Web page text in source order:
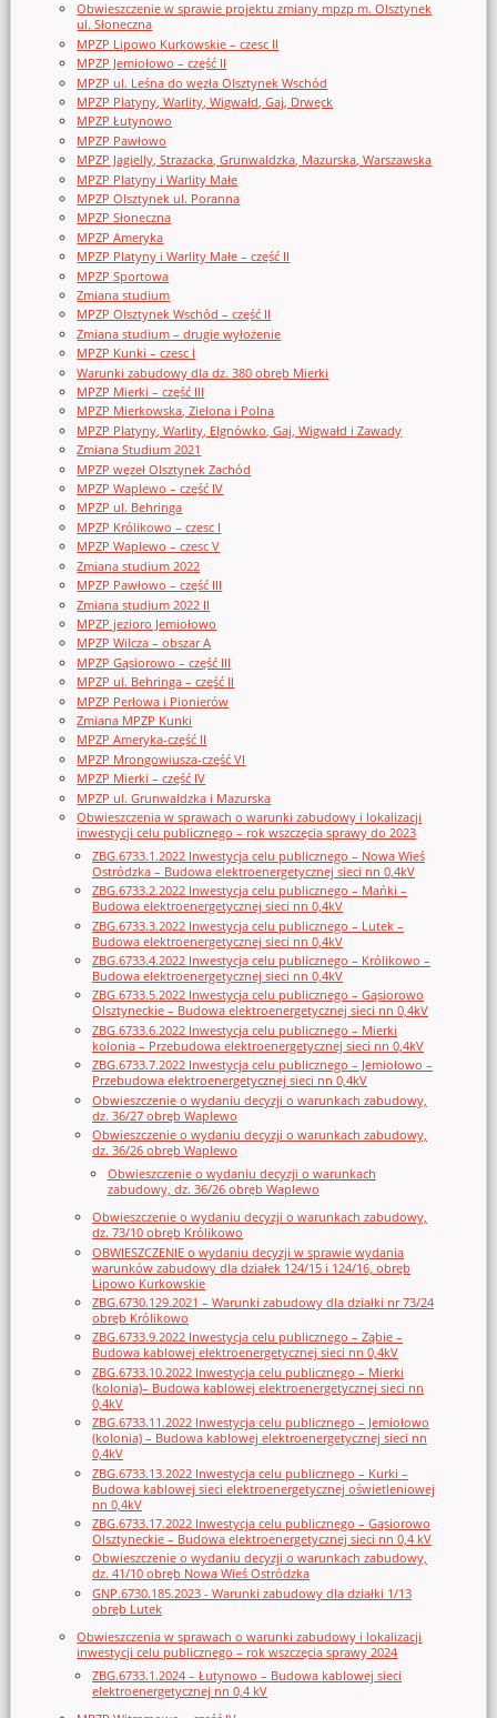
Obwieszczenie w sprawie projektu zmiany mpzp m. Olsztynek
ul. Słoneczna
MPZP Lipowo Kurkowskie – czesc II
MPZP Jemiołowo – część II
MPZP ul. Leśna do węzła Olsztynek Wschód
MPZP Platyny, Warlity, Wigwałd, Gaj, Drwęck
MPZP Łutynowo
MPZP Pawłowo
MPZP Jagielly, Strazacka, Grunwaldzka, Mazurska, Warszawska
MPZP Platyny i Warlity Małe
MPZP Olsztynek ul. Poranna
MPZP Słoneczna
MPZP Ameryka
MPZP Platyny i Warlity Małe – część II
MPZP Sportowa
Zmiana studium
MPZP Olsztynek Wschód – część II
Zmiana studium – drugie wyłożenie
MPZP Kunki – czesc I
Warunki zabudowy dla dz. 380 obręb Mierki
MPZP Mierki – część III
MPZP Mierkowska, Zielona i Polna
MPZP Platyny, Warlity, Elgnówko, Gaj, Wigwałd i Zawady
Zmiana Studium 2021
MPZP węzeł Olsztynek Zachód
MPZP Waplewo – część IV
MPZP ul. Behringa
MPZP Królikowo – czesc I
MPZP Waplewo – czesc V
Zmiana studium 2022
MPZP Pawłowo – część III
Zmiana studium 2022 II
MPZP jezioro Jemiołowo
MPZP Wilcza – obszar A
MPZP Gąsiorowo – część III
MPZP ul. Behringa – część II
MPZP Perłowa i Pionierów
Zmiana MPZP Kunki
MPZP Ameryka-część II
MPZP Mrongowiusza-część VI
MPZP Mierki – część IV
MPZP ul. Grunwaldzka i Mazurska
Obwieszczenia w sprawach o warunki zabudowy i lokalizacji
inwestycji celu publicznego – rok wszczęcia sprawy do 2023
ZBG.6733.1.2022 Inwestycja celu publicznego – Nowa Wieś
Ostródzka – Budowa elektroenergetycznej sieci nn 0,4kV
ZBG.6733.2.2022 Inwestycja celu publicznego – Mańki –
Budowa elektroenergetycznej sieci nn 0,4kV
ZBG.6733.3.2022 Inwestycja celu publicznego – Lutek –
Budowa elektroenergetycznej sieci nn 0,4kV
ZBG.6733.4.2022 Inwestycja celu publicznego – Królikowo –
Budowa elektroenergetycznej sieci nn 0,4kV
ZBG.6733.5.2022 Inwestycja celu publicznego – Gąsiorowo
Olsztyneckie – Budowa elektroenergetycznej sieci nn 0,4kV
ZBG.6733.6.2022 Inwestycja celu publicznego – Mierki
kolonia – Przebudowa elektroenergetycznej sieci nn 0,4kV
ZBG.6733.7.2022 Inwestycja celu publicznego – Jemiołowo –
Przebudowa elektroenergetycznej sieci nn 0,4kV
Obwieszczenie o wydaniu decyzji o warunkach zabudowy,
dz. 36/27 obręb Waplewo
Obwieszczenie o wydaniu decyzji o warunkach zabudowy,
dz. 36/26 obręb Waplewo
Obwieszczenie o wydaniu decyzji o warunkach
zabudowy, dz. 36/26 obręb Waplewo
Obwieszczenie o wydaniu decyzji o warunkach zabudowy,
dz. 73/10 obręb Królikowo
OBWIESZCZENIE o wydaniu decyzji w sprawie wydania
warunków zabudowy dla działek 124/15 i 124/16, obręb
Lipowo Kurkowskie
ZBG.6730.129.2021 – Warunki zabudowy dla działki nr 73/24
obręb Królikowo
ZBG.6733.9.2022 Inwestycja celu publicznego – Ząbie –
Budowa kablowej elektroenergetycznej sieci nn 0,4kV
ZBG.6733.10.2022 Inwestycja celu publicznego – Mierki
(kolonia)– Budowa kablowej elektroenergetycznej sieci nn
0,4kV
ZBG.6733.11.2022 Inwestycja celu publicznego – Jemiołowo
(kolonia) – Budowa kablowej elektroenergetycznej sieci nn
0,4kV
ZBG.6733.13.2022 Inwestycja celu publicznego – Kurki –
Budowa kablowej sieci elektroenergetycznej oświetleniowej
nn 0,4kV
ZBG.6733.17.2022 Inwestycja celu publicznego – Gąsiorowo
Olsztyneckie – Budowa elektroenergetycznej sieci nn 0,4 kV
Obwieszczenie o wydaniu decyzji o warunkach zabudowy,
dz. 41/10 obręb Nowa Wieś Ostródzka
GNP.6730.185.2023 - Warunki zabudowy dla działki 1/13
obręb Lutek
Obwieszczenia w sprawach o warunki zabudowy i lokalizacji
inwestycji celu publicznego – rok wszczęcia sprawy 2024
ZBG.6733.1.2024 – Łutynowo – Budowa kablowej sieci
elektroenergetycznej nn 0,4 kV